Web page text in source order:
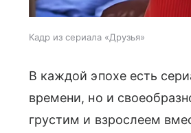
Кадр из сериала «Друзья»
В каждой эпохе есть
времени, но и
грустим и взрослеем